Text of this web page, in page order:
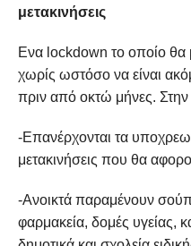
μετακινήσεις
Ενα lockdown το οποίο θα
χωρίς ωστόσο να είναι
πριν από οκτώ μήνες.
-Επανέρχονται τα
μετακινήσεις που θα
-Ανοικτά παραμένουν
φαρμακεία, δομές υγείας,